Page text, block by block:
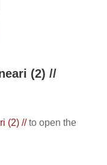
(2) //
(2) //to open the